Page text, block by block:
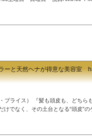
屋川市香里南之町22-11☎︎072-
店まで...
ーと天然ヘナが得意な美容室
プライス） 『髪も頭皮も、どちら
けでなく、その土台となる“頭皮”の
バランスを整えるケアを大切にし